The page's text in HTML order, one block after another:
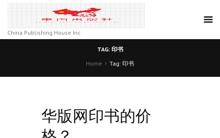
China Publishing House Inc
TAG: 印书
Home
Tag: 印书
华版网印书的价